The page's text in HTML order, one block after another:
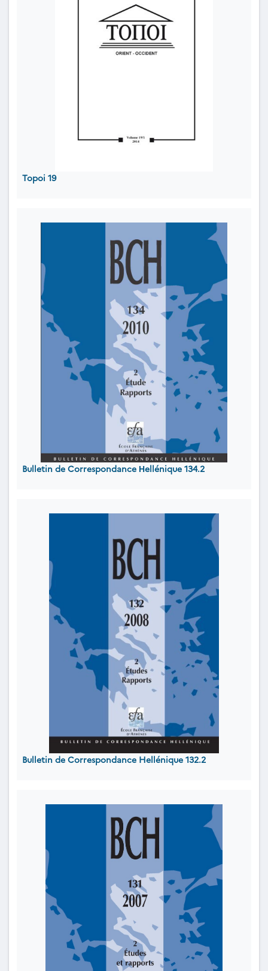
Topoi 19
Bulletin de Correspondance Ηellénique 134.2
Bulletin de Correspondance Hellénique 132.2